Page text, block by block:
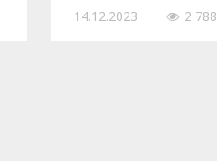
14.12.2023 2 788